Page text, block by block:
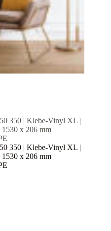
350 | Klebe-Vinyl XL |
x 206 mm |
350 | Klebe-Vinyl XL |
x 206 mm |